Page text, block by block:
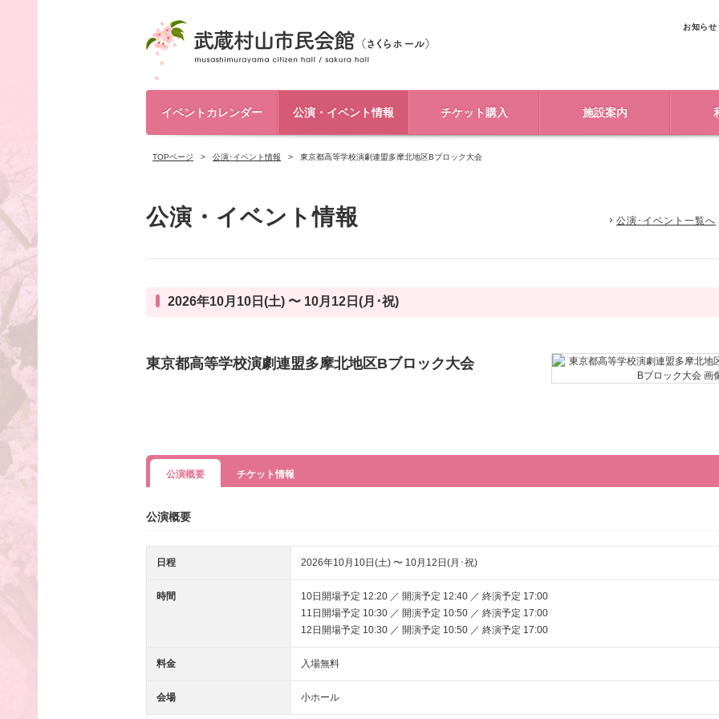
お知らせ
イベントカレンダー 公演・イベント情報 チケット購入 施設案内
TOPページ 公演･イベント情報 東京都高等学校演劇連盟多摩北地区Bブロック大会
公演・イベント情報 公演･イベント一覧へ
2026年10月10日(土) 〜 10月12日(月･祝)
東京都高等学校演劇連盟多摩北地区Bブロック大会
公演概要 チケット情報
公演概要
日程 2026年10月10日(土) 〜 10月12日(月･祝)
時間
10日開場予定 12:20 ／ 開演予定 12:40 ／ 終演予定 17:00
11日開場予定 10:30 ／ 開演予定 10:50 ／ 終演予定 17:00
12日開場予定 10:30 ／ 開演予定 10:50 ／ 終演予定 17:00
料金 入場無料
会場 小ホール